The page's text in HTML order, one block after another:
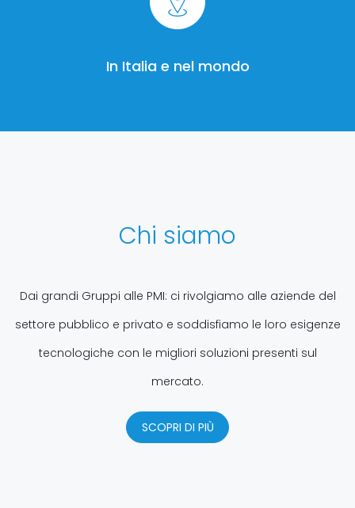
In Italia e nel mondo
Chi siamo
Dai grandi Gruppi alle PMI: ci rivolgiamo alle aziende del
settore pubblico e privato e soddisfiamo le loro esigenze
tecnologiche con le migliori soluzioni presenti sul
mercato.
SCOPRI DI PIÙ